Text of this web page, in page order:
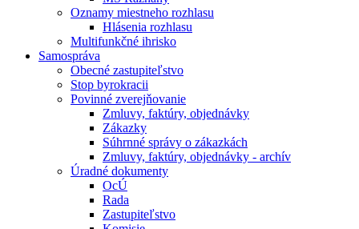
Oznamy miestneho rozhlasu
Hlásenia rozhlasu
Multifunkčné ihrisko
Samospráva
Obecné zastupiteľstvo
Stop byrokracii
Povinné zverejňovanie
Zmluvy, faktúry, objednávky
Zákazky
Súhrnné správy o zákazkách
Zmluvy, faktúry, objednávky - archív
Úradné dokumenty
OcÚ
Rada
Zastupiteľstvo